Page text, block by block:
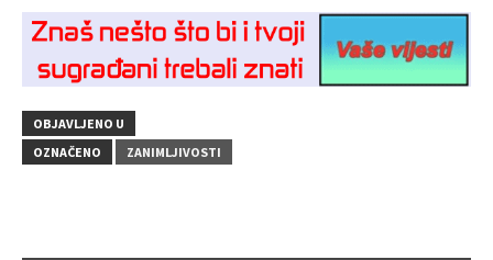
OBJAVLJENO U
OZNAČENO
ZANIMLJIVOSTI